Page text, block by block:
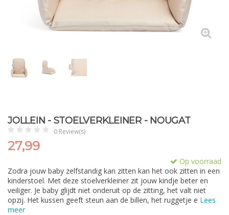
JOLLEIN - STOELVERKLEINER - NOUGAT
0 Review(s)
27,99
Op voorraad
Zodra jouw baby zelfstandig kan zitten kan het ook zitten in een
kinderstoel. Met deze stoelverkleiner zit jouw kindje beter en
veiliger. Je baby glijdt niet onderuit op de zitting, het valt niet
opzij. Het kussen geeft steun aan de billen, het ruggetje e Lees
meer